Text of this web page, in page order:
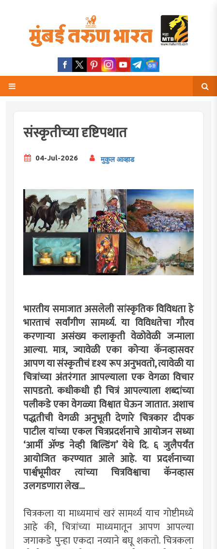
संस्कृतीच्या दृष्टिपथात
04-Jul-2026 मुकुल आव्हाड
भारतीय समाजात असलेली सांस्कृतिक विविधता हे
भारताचं सर्वांगीण सामर्थ्य. या विविधतेचा गौरव
करणार्‍या असंख्य कलाकृती वेळोवेळी जन्माला
आल्या. मात्र, ज्यावेळी एका कोर्‍या कॅनव्हासवर
आपण या संस्कृतीचं दृश्य रूप अनुभवतो, त्यावेळी या
चित्रांच्या अंतरंगात आपल्याला एक वेगळा विचार
सापडतो. कधीकधी ही चित्रं आपल्याला शब्दांच्या
पलीकडे एका वेगळ्या विश्वात घेऊन जातात. अशाच
पद्धतीची वेगळी अनुभूती देणारे चित्रकार दीपक
पाटील यांच्या एकल चित्रप्रदर्शनाचे आयोजन सध्या
‘आर्मी अ‍ॅण्ड नेव्ही बिल्डिंग’ येथे दि. ६ जुलैपर्यंत
आयोजित करण्यात आले आहे. या प्रदर्शनाच्या
पार्श्वभूमीवर त्यांच्या चित्रविश्वाचा कॅनव्हास
उलगडणारा लेख...
चित्रकला या माध्यमाचं खरं सामर्थ्य याच गोष्टीमध्ये
आहे की, चित्रांच्या माध्यमातून आपण आपल्या
जगाकडे पुन्हा एकदा नव्याने बघू शकतो. चित्रकला